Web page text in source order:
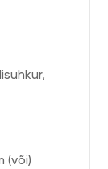
(või)